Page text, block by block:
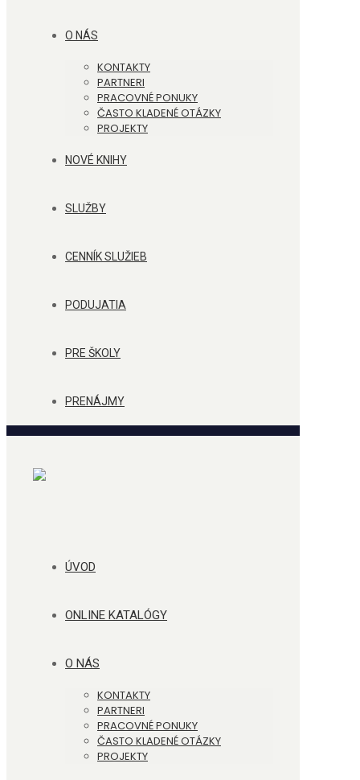
O NÁS
KONTAKTY
PARTNERI
PRACOVNÉ PONUKY
ČASTO KLADENÉ OTÁZKY
PROJEKTY
NOVÉ KNIHY
SLUŽBY
CENNÍK SLUŽIEB
PODUJATIA
PRE ŠKOLY
PRENÁJMY
ÚVOD
ONLINE KATALÓGY
O NÁS
KONTAKTY
PARTNERI
PRACOVNÉ PONUKY
ČASTO KLADENÉ OTÁZKY
PROJEKTY